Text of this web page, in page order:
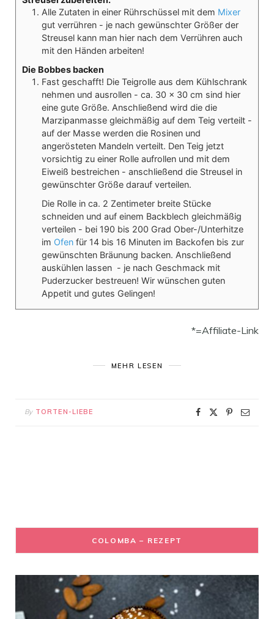
Alle Zutaten in einer Rührschüssel mit dem Mixer
gut verrühren - je nach gewünschter Größer der
Streusel kann man hier nach dem Verrühren auch
mit den Händen arbeiten!
Die Bobbes backen
Fast geschafft! Die Teigrolle aus dem Kühlschrank
nehmen und ausrollen - ca. 30 x 30 cm sind hier
eine gute Größe. Anschließend wird die die
Marzipanmasse gleichmäßig auf dem Teig verteilt -
auf der Masse werden die Rosinen und
angerösteten Mandeln verteilt. Den Teig jetzt
vorsichtig zu einer Rolle aufrollen und mit dem
Eiweiß bestreichen - anschließend die Streusel in
gewünschter Größe darauf verteilen.
Die Rolle in ca. 2 Zentimeter breite Stücke
schneiden und auf einem Backblech gleichmäßig
verteilen - bei 190 bis 200 Grad Ober-/Unterhitze
im Ofen für 14 bis 16 Minuten im Backofen bis zur
gewünschten Bräunung backen. Anschließend
auskühlen lassen - je nach Geschmack mit
Puderzucker bestreuen! Wir wünschen guten
Appetit und gutes Gelingen!
*=Affiliate-Link
MEHR LESEN
By TORTEN-LIEBE
COLOMBA – REZEPT